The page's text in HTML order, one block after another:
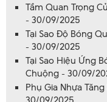
Tầm Quan Trọng
- 30/09/2025
Tại Sao Độ Bóng
- 30/09/2025
Tại Sao Hiệu Ứng
Chuộng - 30/09/
Phụ Gia Nhựa